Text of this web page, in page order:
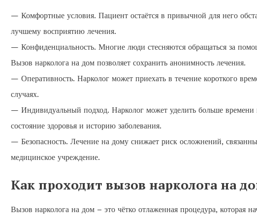
— Комфортные условия. Пациент остаётся в привычной для него
лучшему восприятию лечения.
— Конфиденциальность. Многие люди стесняются обращаться за
Вызов нарколога на дом позволяет сохранить анонимность лечения.
— Оперативность. Нарколог может приехать в течение короткого
случаях.
— Индивидуальный подход. Нарколог может уделить больше времени
состояние здоровья и историю заболевания.
— Безопасность. Лечение на дому снижает риск осложнений,
медицинское учреждение.
Как проходит вызов нарколога на
Вызов нарколога на дом – это чётко отлаженная процедура, которая